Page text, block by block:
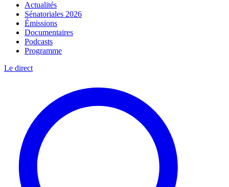
Actualités
Sénatoriales 2026
Émissions
Documentaires
Podcasts
Programme
Le direct